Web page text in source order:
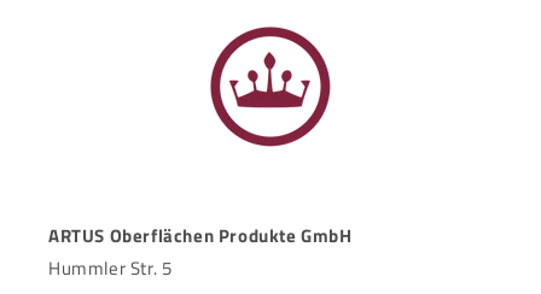
ARTUS Oberflächen Produkte GmbH
Hummler Str. 5